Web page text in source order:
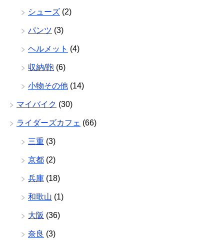
シューズ (2)
パンツ (3)
ヘルメット (4)
収納/鞄 (6)
小物その他 (14)
マイバイク (30)
ライダーズカフェ (66)
三重 (3)
京都 (2)
兵庫 (18)
和歌山 (1)
大阪 (36)
奈良 (3)